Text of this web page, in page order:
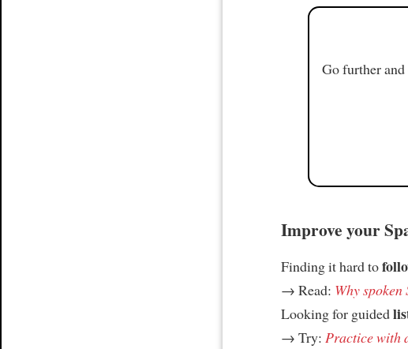
Go further
Improve your
Finding it hard to
→ Read: Why
Looking for guided
→ Try: Practice with